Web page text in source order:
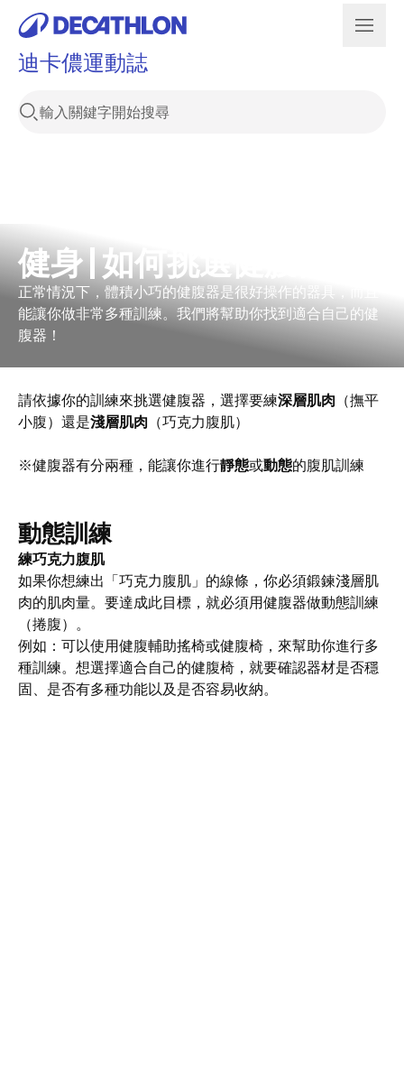
迪卡儂運動誌
健身 | 如何挑選健腹器？
正常情況下，體積小巧的健腹器是很好操作的器具，而且
能讓你做非常多種訓練。我們將幫助你找到適合自己的健
腹器！
請依據你的訓練來挑選健腹器，選擇要練深層肌肉 （撫平
小腹）還是淺層肌肉 （巧克力腹肌）
※健腹器有分兩種，能讓你進行靜態或動態的腹肌訓練
動態訓練
練巧克力腹肌
如果你想練出「巧克力腹肌」的線條，你必須鍛鍊淺層肌
肉的肌肉量。要達成此目標，就必須用健腹器做動態訓練
（捲腹）。
例如：可以使用健腹輔助搖椅或健腹椅，來幫助你進行多
種訓練。想選擇適合自己的健腹椅，就要確認器材是否穩
固、是否有多種功能以及是否容易收納。